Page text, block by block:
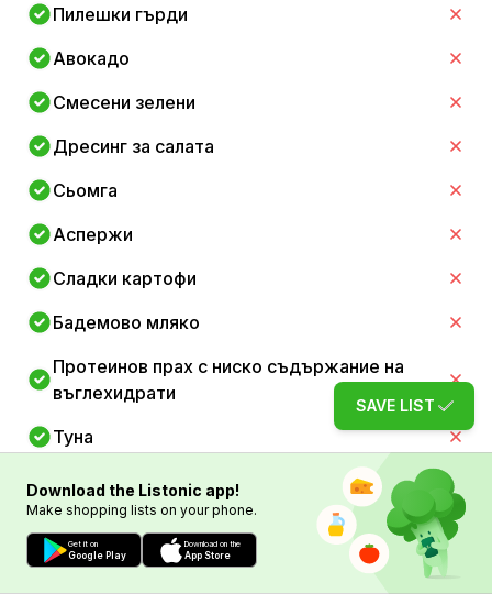
Пилешки гърди
Авокадо
Смесени зелени
Дресинг за салата
Сьомга
Аспержи
Сладки картофи
Бадемово мляко
Протеинов прах с ниско съдържание на
въглехидрати
Туна
Броколи
Чушки
Кокосово масло
SAVE LIST
Download the Listonic app!
Make shopping lists on your phone.
Get it on
Google Play
Download on the
App Store